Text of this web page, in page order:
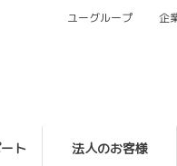
ト 法人のお客様
ユーグループ 企